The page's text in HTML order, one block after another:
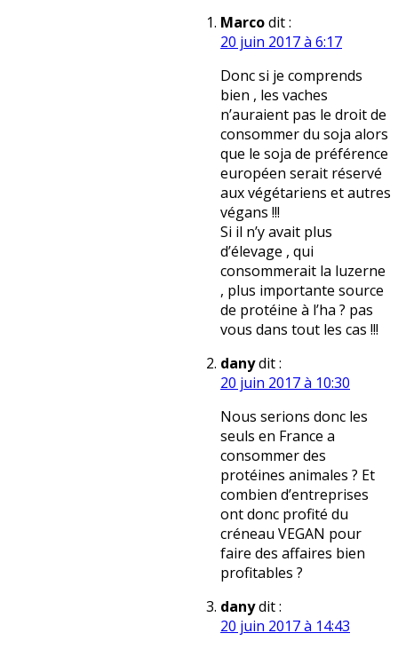
Marcodit :
20 juin 2017 à 6:17
Donc si je comprends
bien , les vaches
n’auraient pas le droit de
consommer du soja alors
que le soja de préférence
européen serait réservé
aux végétariens et autres
végans !!!
Si il n’y avait plus
d’élevage , qui
consommerait la luzerne
, plus importante source
de protéine à l’ha ? pas
vous dans tout les cas !!!
danydit :
20 juin 2017 à 10:30
Nous serions donc les
seuls en France a
consommer des
protéines animales ? Et
combien d’entreprises
ont donc profité du
créneau VEGAN pour
faire des affaires bien
profitables ?
danydit :
20 juin 2017 à 14:43